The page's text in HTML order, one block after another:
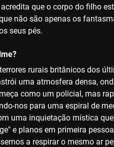
que o corpo do filho
não são apenas os
seus pés.
rurais britânicos dos
uma atmosfera densa,
como um policial, mas
nos para uma espiral de
uma inquietação mística
e planos em primeira
a respirar o mesmo ar